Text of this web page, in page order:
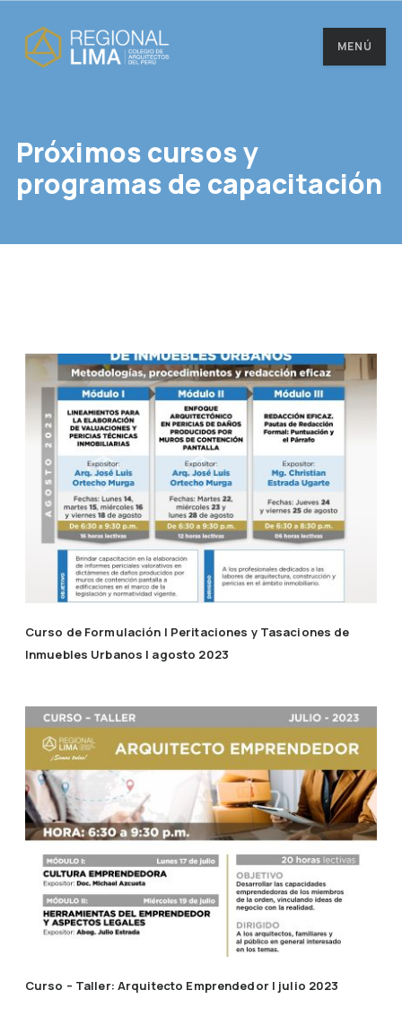
MENÚ
Próximos cursos y
programas de capacitación
Curso de Formulación | Peritaciones y Tasaciones de
Inmuebles Urbanos | agosto 2023
Curso – Taller: Arquitecto Emprendedor | julio 2023